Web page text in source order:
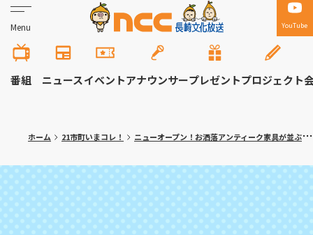
Menu YouTube
番組 ニュースイベントアナウンサープレゼントプロジェクト
ホーム 21市町いまコレ！ ニューオープン！お洒落アンティーク家具が並ぶ インスタ映えカフェ 川棚町「Link cafe petit queue（リンクカフェ プティークー）」